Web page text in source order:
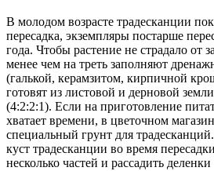
В молодом возрасте традесканции
пересадка, экземпляры постарше
года. Чтобы растение не страдало от
менее чем на треть заполняют
(галькой, керамзитом, кирпичной
готовят из листовой и дерновой
(4:2:2:1). Если на приготовление
хватает времени, в цветочном
специальный грунт для
куст традесканции во время
несколько частей и рассадить